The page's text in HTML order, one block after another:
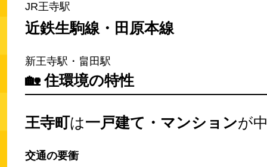
JR王寺駅
近鉄生駒線・田原本線
新王寺駅・畠田駅
🏡住環境の特性
王寺町は一戸建て・マンションが
交通の要衝